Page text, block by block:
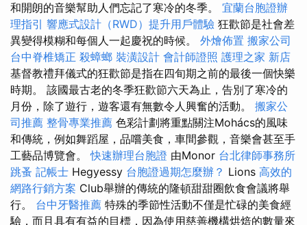
和開朗的音樂幫助人們忘記了寒冷的冬季。 宜蘭台胞證辦
理指引 響應式設計（RWD）提升用戶體驗 狂歡節是社會差
異變得模糊和每個人一起慶祝的時候。 外燴佈置 搬家公司
台中脊椎矯正 殺蟑螂 裝潢設計 會計師證照 護理之家 新店
基督教禮拜儀式的狂歡節是指在四旬期之前的最後一個快樂
時期。 該國最古老的冬季狂歡節六天為止，告別了寒冷的
月份，除了遊行，遊客還有無數令人興奮的活動。 搬家公
司推薦 整骨專業推薦 色彩計劃將重點關注Mohács的風味
和傳統，例如舞蹈屋，品嚐美食，車間參觀，音樂會甚至手
工藝品博覽會。快速辦理台胞證 由Monor 台北律師事務所
跳蚤 記帳士 Hegyessy 台胞證過期怎麼辦？ Lions 高效的
網路行銷方案 Club舉辦的傳統的隆頓甜甜圈飲食會議將舉
行。 台中牙醫推薦 特殊的季節性活動不僅是忙碌的美食經
驗，而且具有有益的目標，因為使用慈善機構烘焙的數量來